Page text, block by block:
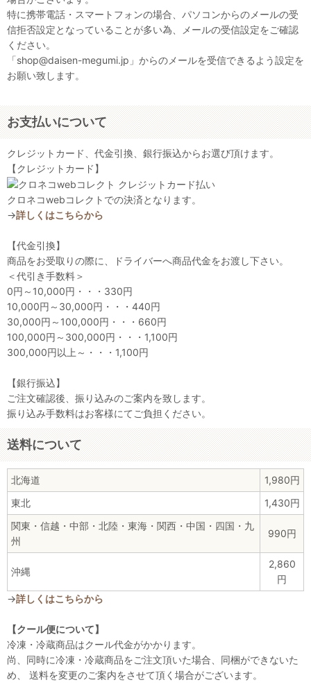
特に携帯電話・スマートフォンの場合、パソコンからのメールの受
信拒否設定となっていることが多い為、メールの受信設定をご確認
ください。
「shop@daisen-megumi.jp」からのメールを受信できるよう設定を
お願い致します。
お支払いについて
クレジットカード、代金引換、銀行振込からお選び頂けます。
【クレジットカード】
クロネコwebコレクトでの決済となります。
→詳しくはこちらから
【代金引換】
商品をお受取りの際に、ドライバーへ商品代金をお渡し下さい。
＜代引き手数料＞
0円～10,000円・・・330円
10,000円～30,000円・・・440円
30,000円～100,000円・・・660円
100,000円～300,000円・・・1,100円
300,000円以上～・・・1,100円
【銀行振込】
ご注文確認後、振り込みのご案内を致します。
振り込み手数料はお客様にてご負担ください。
送料について
北海道
1,980円
東北
1,430円
関東・信越・中部・北陸・東海・関西・中国・四国・九
州
990円
沖縄
2,860
円
→詳しくはこちらから
【クール便について】
冷凍・冷蔵商品はクール代金がかかります。
尚、同時に冷凍・冷蔵商品をご注文頂いた場合、同梱ができないた
め、 送料を変更のご案内をさせて頂く場合がございます。